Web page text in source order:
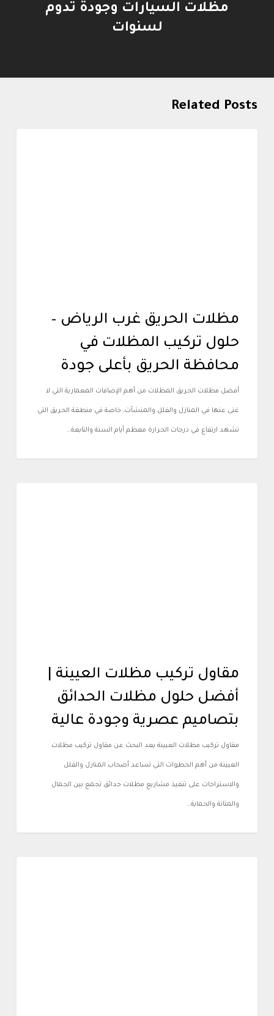
مظلات السيارات وجودة تدوم
لسنوات
Related Posts
مظلات الحريق غرب الرياض –
حلول تركيب المظلات في
محافظة الحريق بأعلى جودة
أفضل مظلات الحريق المظلات من أهم الإضافات المعمارية التي لا
غنى عنها في المنازل والفلل والمنشآت، خاصة في منطقة الحريق التي
تشهد ارتفاع في درجات الحرارة معظم أيام السنة والتابعة…
مقاول تركيب مظلات العيينة |
أفضل حلول مظلات الحدائق
بتصاميم عصرية وجودة عالية
مقاول تركيب مظلات العيينة يعد البحث عن مقاول تركيب مظلات
العيينة من أهم الخطوات التي تساعد أصحاب المنازل والفلل
والاستراحات على تنفيذ مشاريع مظلات حدائق تجمع بين الجمال
والمتانة والحماية…